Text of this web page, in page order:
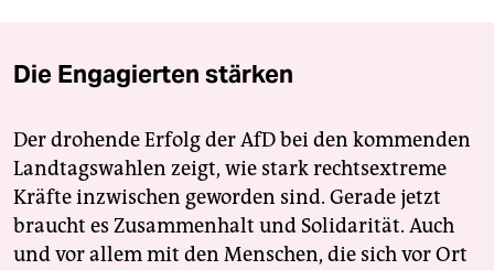
Die Engagierten stärken
Der drohende Erfolg der AfD bei den kommenden
Landtagswahlen zeigt, wie stark rechtsextreme
Kräfte inzwischen geworden sind. Gerade jetzt
braucht es Zusammenhalt und Solidarität. Auch
und vor allem mit den Menschen, die sich vor Ort